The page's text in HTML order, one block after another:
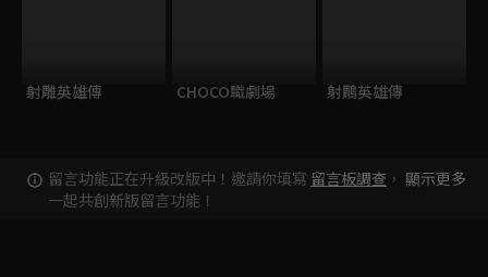
射雕英雄傳 CHOCO職劇場 射鵰英雄傳
留言功能正在升級改版中！邀請你填寫 留言板調查 ，
一起共創新版留言功能！
顯示更多